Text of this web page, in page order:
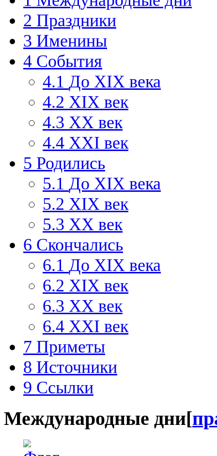
2 Праздники
3 Именины
4 События
4.1 До XIX века
4.2 XIX век
4.3 XX век
4.4 XXI век
5 Родились
5.1 До XIX века
5.2 XIX век
5.3 XX век
6 Скончались
6.1 До XIX века
6.2 XIX век
6.3 XX век
6.4 XXI век
7 Приметы
8 Источники
9 Ссылки
Международные дни[